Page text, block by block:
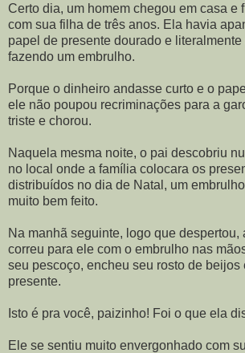
Certo dia, um homem chegou em casa e
com sua filha de três anos. Ela havia
papel de presente dourado e
fazendo um embrulho.
Porque o dinheiro andasse curto e o
ele não poupou recriminações para a
triste e chorou.
Naquela mesma noite, o pai descobriu
no local onde a família colocara os
distribuídos no dia de Natal, um
muito bem feito.
Na manhã seguinte, logo que despertou,
correu para ele com o embrulho nas
seu pescoço, encheu seu rosto de beijos
presente.
Isto é pra você, paizinho! Foi o que ela
Ele se sentiu muito envergonhado com